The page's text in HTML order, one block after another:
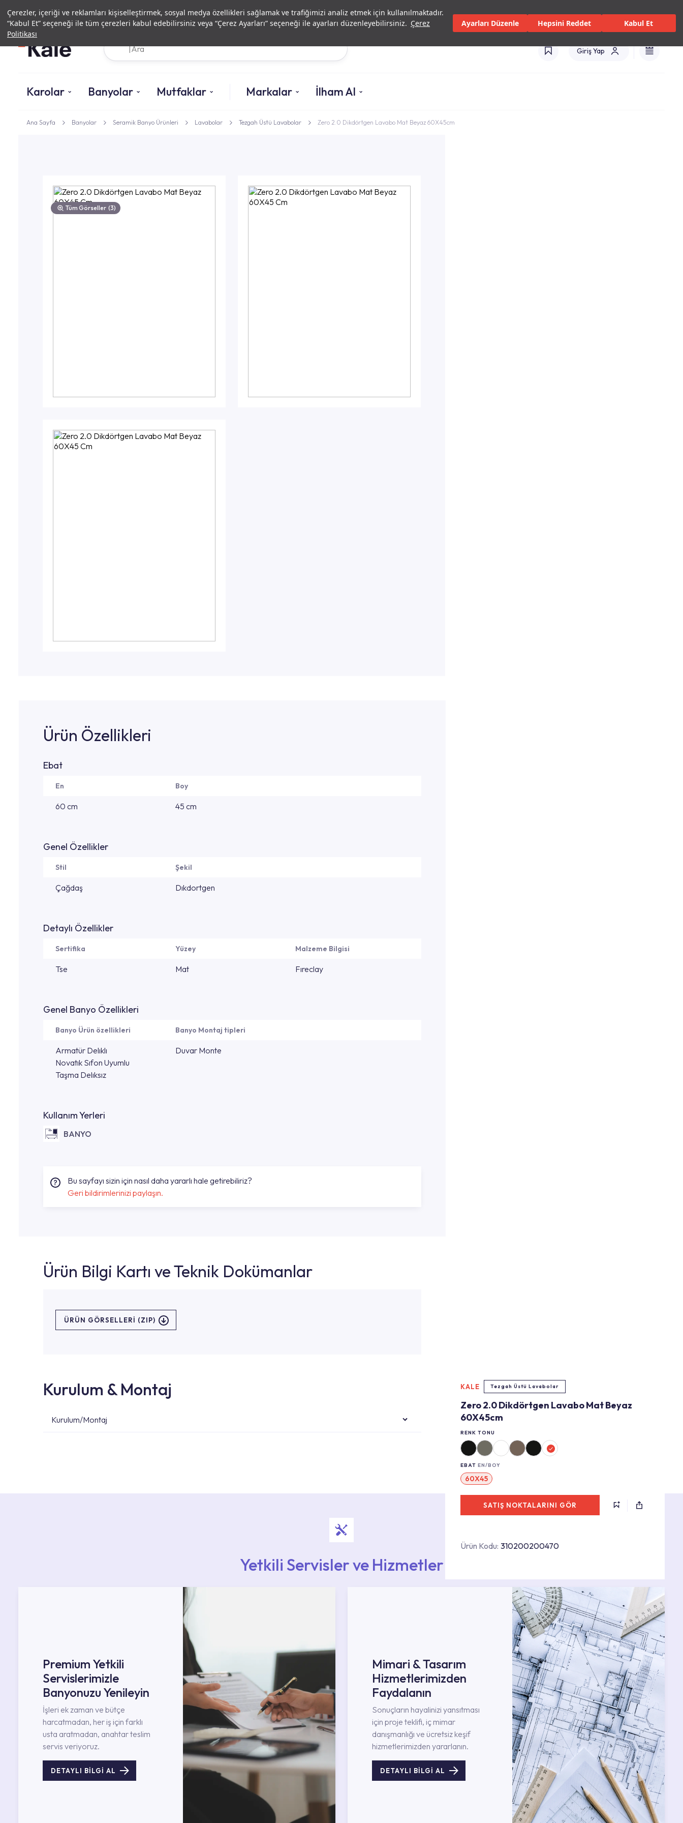
Çerezler, içeriği ve reklamları kişiselleştirmek, sosyal medya özellikleri sağlamak ve trafiğimizi analiz etmek için kullanılmaktadır.
“Kabul Et” seçeneği ile tüm çerezleri kabul edebilirsiniz veya “Çerez Ayarları” seçeneği ile ayarları düzenleyebilirsiniz. Çerez
Politikası
Ayarları Düzenle Hepsini Reddet Kabul Et
Yatırımcı İlişkileriYetkili Servisler ve HizmetlerMağazalarKataloglar Türkiye(TR)
Ara Giriş Yap
Karolar Banyolar Mutfaklar Markalar İlham Al
Ana Sayfa Banyolar Seramik Banyo Ürünleri Lavabolar Tezgah Üstü Lavabolar Zero 2.0 Dikdörtgen Lavabo Mat Beyaz 60X45cm
Tüm Görseller (3)
KALE Tezgah Üstü Lavabolar
Zero 2.0 Dikdörtgen Lavabo Mat Beyaz
60X45cm
RENK TONU
EBAT EN/BOY
60X45
SATIŞ NOKTALARINI GÖR
Ürün Kodu: 310200200470
Ürün Özellikleri
Ebat
En Boy
60 cm 45 cm
Genel Özellikler
Stil Şekil
Çağdaş Dıkdortgen
Detaylı Özellikler
Sertifika Yüzey Malzeme Bilgisi
Tse Mat Fıreclay
Genel Banyo Özellikleri
Banyo Ürün özellikleri Banyo Montaj tipleri
Armatür Delıklı
Novatık Sıfon Uyumlu
Taşma Delıksız
Duvar Monte
Kullanım Yerleri
BANYO
Bu sayfayı sizin için nasıl daha yararlı hale getirebiliriz?
Geri bildirimlerinizi paylaşın.
Ürün Bilgi Kartı ve Teknik Dokümanlar
ÜRÜN GÖRSELLERI (ZIP)
Kurulum & Montaj
Kurulum/Montaj
Yetkili Servisler ve Hizmetler
Premium Yetkili
Servislerimizle
Banyonuzu Yenileyin
İşleri ek zaman ve bütçe
harcatmadan, her iş için farklı
usta aratmadan, anahtar teslim
servis veriyoruz.
DETAYLI BİLGİ AL
Mimari & Tasarım
Hizmetlerimizden
Faydalanın
Sonuçların hayalinizi yansıtması
için proje teklifi, iç mimar
danışmanlığı ve ücretsiz keşif
hizmetlerimizden yararlanın.
DETAYLI BİLGİ AL